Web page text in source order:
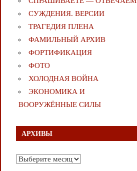
СУЖДЕНИЯ. ВЕРСИИ
ТРАГЕДИЯ ПЛЕНА
ФАМИЛЬНЫЙ АРХИВ
ФОРТИФИКАЦИЯ
ФОТО
ХОЛОДНАЯ ВОЙНА
ЭКОНОМИКА И
ВООРУЖЁННЫЕ СИЛЫ
АРХИВЫ
Архивы